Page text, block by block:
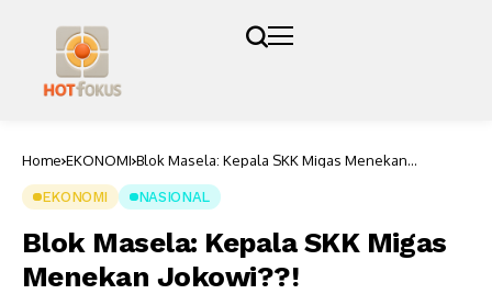
Home EKONOMI Blok Masela: Kepala SKK Migas Menekan
EKONOMI NASIONAL
Blok Masela: Kepala SKK Migas
Menekan Jokowi??!